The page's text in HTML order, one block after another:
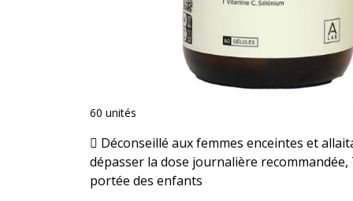
60 unités
Déconseillé aux femmes enceintes et
dépasser la dose journalière
portée des enfants